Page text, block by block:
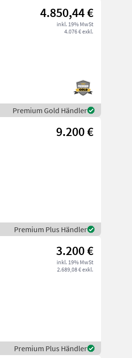
4.850,44 €
inkl. 19% MwSt
4.076 € exkl.
Premium Gold Händler
9.200 €
Premium Plus Händler
3.200 €
inkl. 19% MwSt
2.689,08 € exkl.
Premium Plus Händler